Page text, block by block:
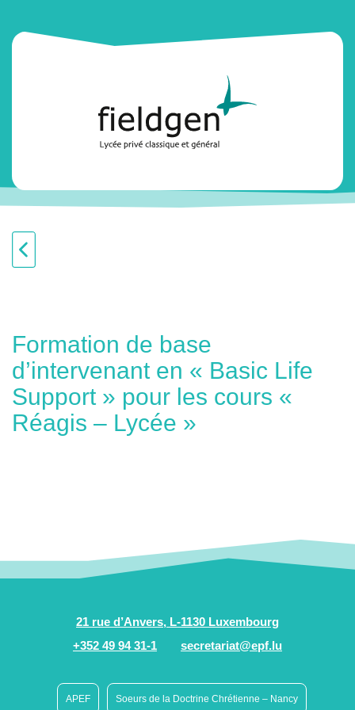
Formation de base
d’intervenant en « Basic Life
Support » pour les cours «
Réagis – Lycée »
21 rue d’Anvers, L-1130 Luxembourg
+352 49 94 31-1
secretariat@epf.lu
APEF Soeurs de la Doctrine Chrétienne – Nancy